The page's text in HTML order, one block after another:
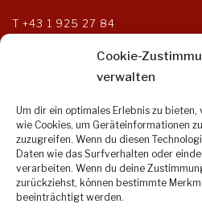
Cookie-
verwalten
Um dir ein optimales Erlebnis zu
wie Cookies, um Geräteinformationen
zuzugreifen. Wenn du diesen
Daten wie das Surfverhalten oder
verarbeiten. Wenn du deine
zurückziehst, können bestimmte
beeinträchtigt werden.
T +43 1 925 27 84
F +43 1 925 27 85
kanzlei@steuerberater-og.at
Öffnungszeiten:
Montag bis Donnerstag:
9:00 – 17:00 Uhr
Freitag:
9:00 – 14:00 Uhr